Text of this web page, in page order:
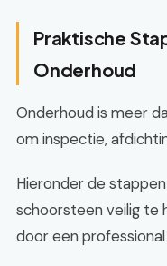
Praktische
Onderhoud
Onderhoud is meer
om inspectie,
Hieronder de
schoorsteen veilig te
door een professional